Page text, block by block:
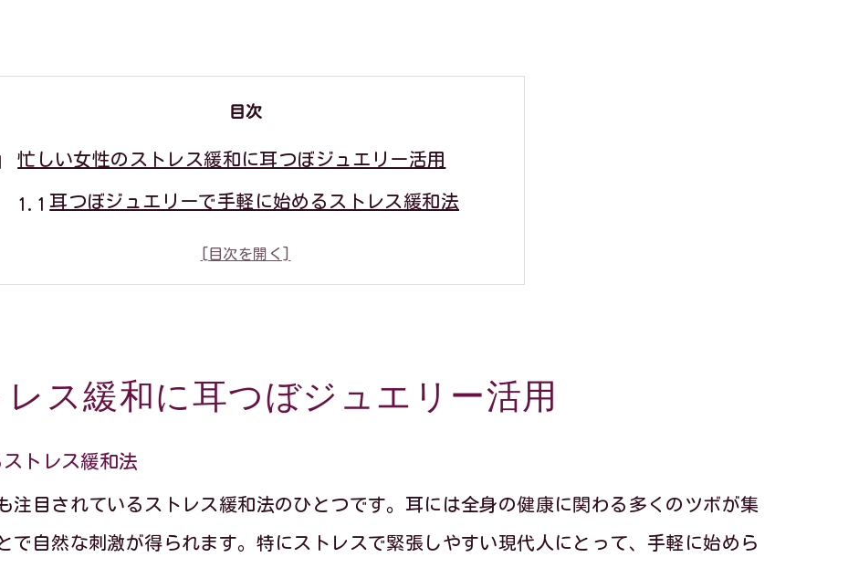
目次
忙しい女性のストレス緩和に耳つぼジュエリー活用
耳つぼジュエリーで手軽に始めるストレス緩和法
忙しい毎日でも続く耳つぼジュエリーの魅力
ストレス対策に効く耳つぼジュエリーの選び方
自律神経ケアなら耳つぼジュエリーが頼もしい理由
耳つぼジュエリーが自律神経に働く仕組みを解説
乱れがちな自律神経に耳つぼジュエリーが効く理由
耳つぼジュエリーでリラックス状態を保つ方法
ス緩和に耳つぼジュエリー活用
トレス緩和法
注目されているストレス緩和法のひとつです。耳には全身の健康に関わる多くのツボが集
で自然な刺激が得られます。特にストレスで緊張しやすい現代人にとって、手軽に始めら